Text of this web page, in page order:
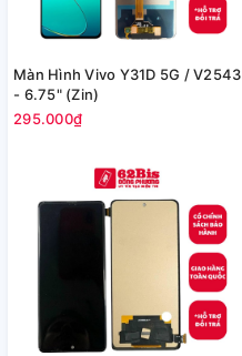
Màn Hình Vivo Y31D 5G / V2543
- 6.75" (Zin)
295.000₫